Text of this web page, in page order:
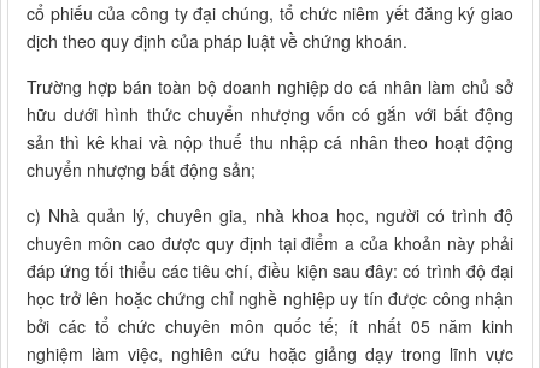
cổ phiếu của công ty đại chúng, tổ chức niêm yết đăng ký giao
dịch theo quy định của pháp luật về chứng khoán.
Trường hợp bán toàn bộ doanh nghiệp do cá nhân làm chủ sở
hữu dưới hình thức chuyển nhượng vốn có gắn với bất động
sản thì kê khai và nộp thuế thu nhập cá nhân theo hoạt động
chuyển nhượng bất động sản;
c) Nhà quản lý, chuyên gia, nhà khoa học, người có trình độ
chuyên môn cao được quy định tại điểm a của khoản này phải
đáp ứng tối thiểu các tiêu chí, điều kiện sau đây: có trình độ đại
học trở lên hoặc chứng chỉ nghề nghiệp uy tín được công nhận
bởi các tổ chức chuyên môn quốc tế; ít nhất 05 năm kinh
nghiệm làm việc, nghiên cứu hoặc giảng dạy trong lĩnh vực